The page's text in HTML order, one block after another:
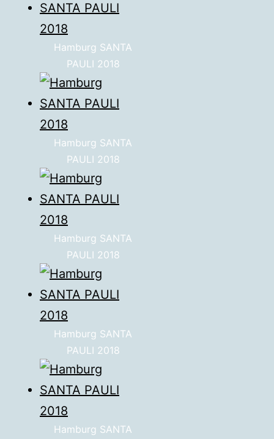
Hamburg SANTA
PAULI 2018
Hamburg SANTA
PAULI 2018
Hamburg SANTA
PAULI 2018
Hamburg SANTA
PAULI 2018
Hamburg SANTA